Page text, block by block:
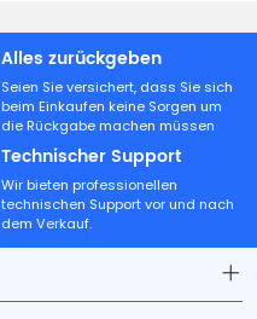
Alles zurückgeben
Seien Sie versichert, dass Sie sich
beim Einkaufen keine Sorgen um
die Rückgabe machen müssen
Technischer Support
Wir bieten professionellen
technischen Support vor und nach
dem Verkauf.